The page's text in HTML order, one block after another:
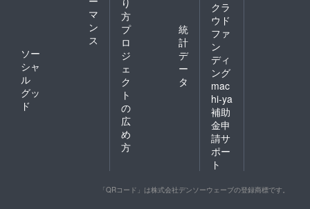
マ
ン
ス
ソー
シャ
ル
グッ
ド
方
プ
ロ
ジ
ェ
ク
ト
の
広
め
方
統
計
デ
ー
タ
クラ
ウド
ファ
ン
ディ
ング
mac
hi-ya
補助
金申
請サ
ポー
ト
「QRコード」は株式会社デンソーウェーブの登録商標です。